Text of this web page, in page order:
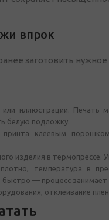
впрок
заготовить
иллюстрации.
белую подложку.
принта клеевым
изделия в термопрессе.
температура в
— процесс занимает
отклеивание